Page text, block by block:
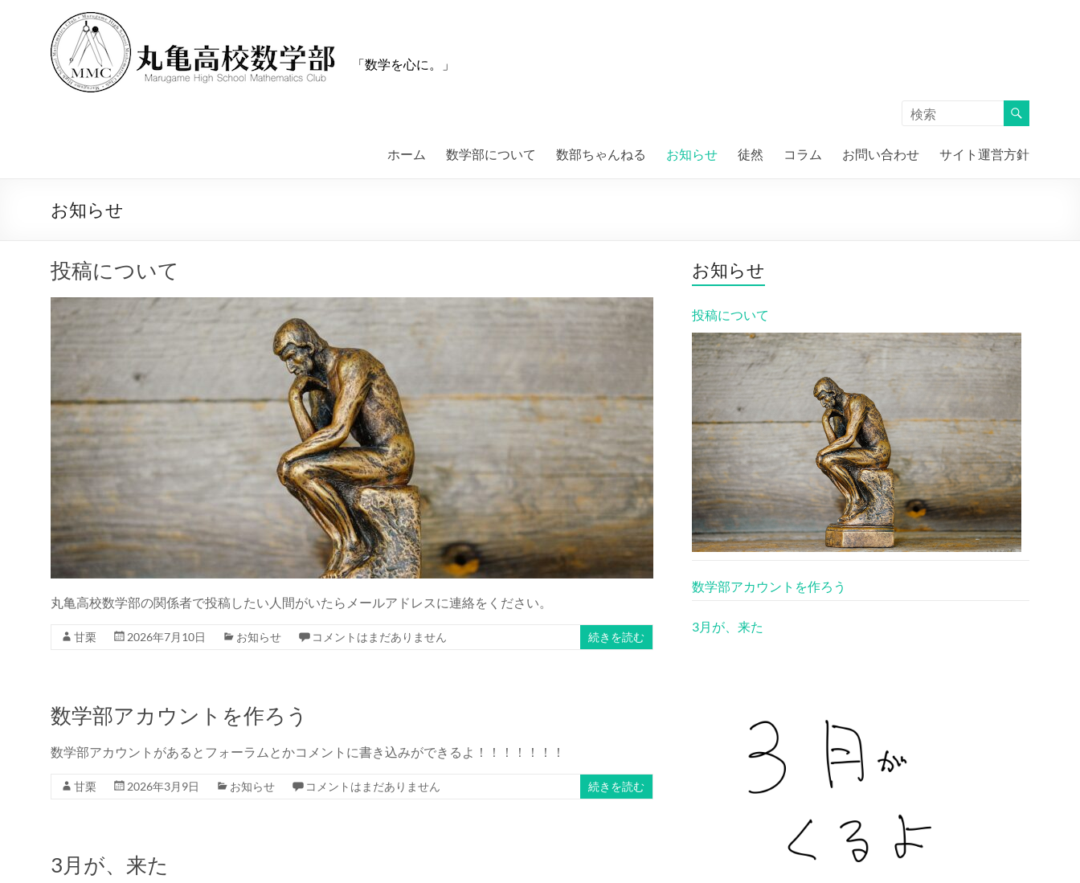
「数学を心に。」
ホーム 数学部について 数部ちゃんねる お知らせ 徒然 コラム お問い合わせ サイト運営方針
お知らせ
投稿について
丸亀高校数学部の関係者で投稿したい人間がいたらメールアドレスに連絡をください。
甘栗 2026年7月10日 お知らせ コメントはまだありません 続きを読む
数学部アカウントを作ろう
数学部アカウントがあるとフォーラムとかコメントに書き込みができるよ！！！！！！！
甘栗 2026年3月9日 お知らせ コメントはまだありません 続きを読む
3月が、来た
お知らせ
投稿について
数学部アカウントを作ろう
3月が、来た